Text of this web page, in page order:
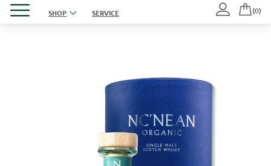
SHOP SERVICE (0)